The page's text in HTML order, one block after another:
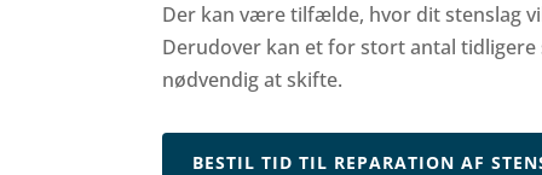
Der kan være tilfælde, hvor dit stenslag
Derudover kan et for stort antal
nødvendig at skifte.
BESTIL TID TIL REPARATION AF